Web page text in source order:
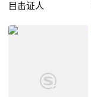
目击证人